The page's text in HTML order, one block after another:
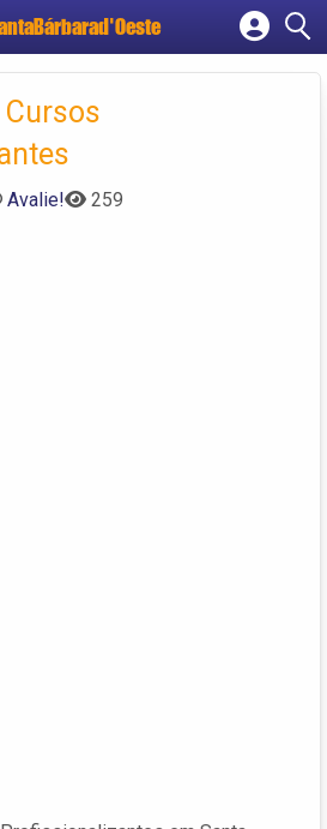
Cadastrar empresa
Criar conta
Avalie! 259